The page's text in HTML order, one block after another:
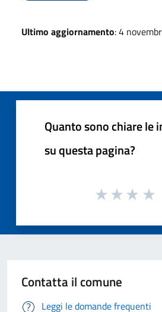
Ultimo aggiornamento: 4
Quanto sono chiare le
su questa pagina?
Contatta il comune
Leggi le domande frequenti